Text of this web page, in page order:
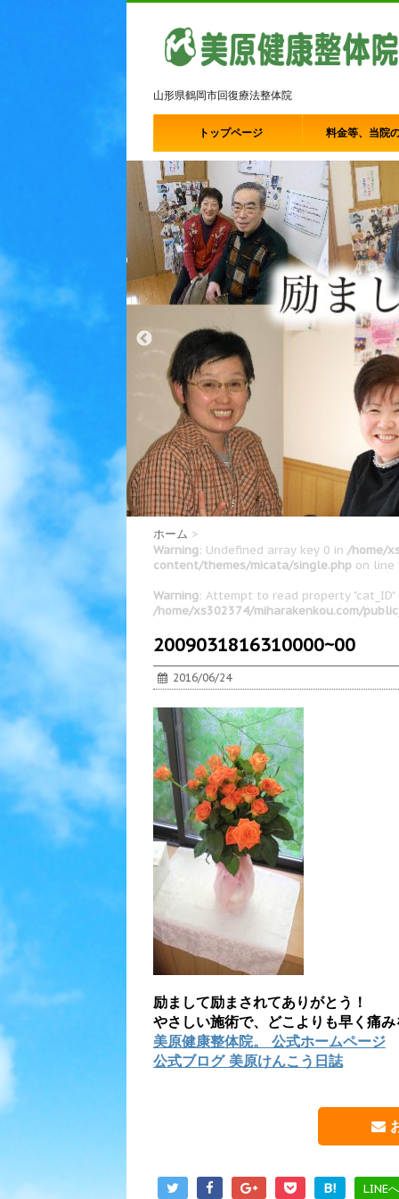
山形県鶴岡市回復療法整体院
トップページ 料金等、当院
ホーム >
Warning: Undefined array key 0 in /home/
content/themes/micata/single.php on line
Warning: Attempt to read property
/home/xs302374/miharakenkou.com/
2009031816310000~00
2016/06/24
励まして励まされてありがとう！
やさしい施術で、どこよりも早く痛
美原健康整体院。 公式ホームページ
公式ブログ 美原けんこう日誌
B! LINE